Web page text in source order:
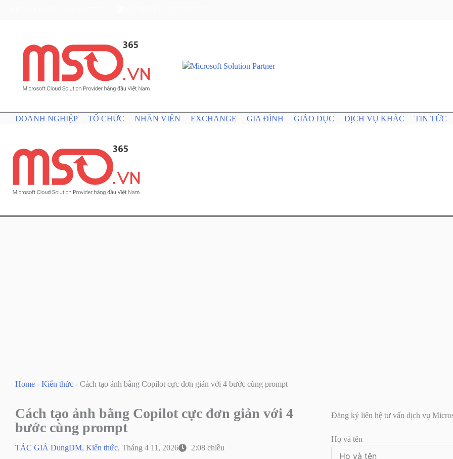
DOANH NGHIỆP TỔ CHỨC NHÂN VIÊN EXCHANGE GIA ĐÌNH GIÁO DỤC DỊCH VỤ KHÁC TIN TỨC
Home - Kiến thức - Cách tạo ảnh bằng Copilot cực đơn giản với 4 bước cùng prompt
Cách tạo ảnh bằng Copilot cực đơn giản với 4
bước cùng prompt
TÁC GIẢ DungDM, Kiến thức, Tháng 4 11, 2026 2:08 chiều
Đăng ký liên hệ tư vấn dịch vụ
Họ và tên